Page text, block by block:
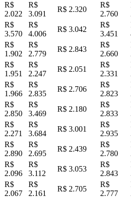
R$
2.022
R$
3.091
R$ 2.320
R$
2.760
R$
3.570
R$
4.006
R$ 3.042
R$
3.451
R$
1.902
R$
2.779
R$ 2.843
R$
2.660
R$
1.951
R$
2.247
R$ 2.051
R$
2.331
R$
1.966
R$
2.835
R$ 2.706
R$
2.823
R$
2.850
R$
3.469
R$ 2.180
R$
2.833
R$
2.271
R$
3.684
R$ 3.001
R$
2.935
R$
2.890
R$
2.695
R$ 2.439
R$
2.780
R$
2.096
R$
3.112
R$ 3.053
R$
2.843
R$
2.067
R$
2.161
R$ 2.705
R$
2.777